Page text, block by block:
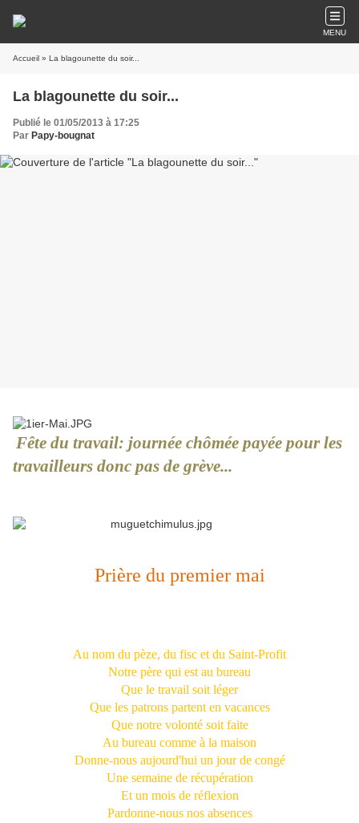
MENU
Accueil » La blagounette du soir...
La blagounette du soir...
Publié le 01/05/2013 à 17:25
Par Papy-bougnat
Fête du travail: journée chômée payée pour les
travailleurs donc pas de grève...
Prière du premier mai
Au nom du pèze, du fisc et du Saint-Profit
Notre père qui est au bureau
Que le travail soit léger
Que les patrons partent en vacances
Que notre volonté soit faite
Au bureau comme à la maison
Donne-nous aujourd'hui un jour de congé
Une semaine de récupération
Et un mois de réflexion
Pardonne-nous nos absences